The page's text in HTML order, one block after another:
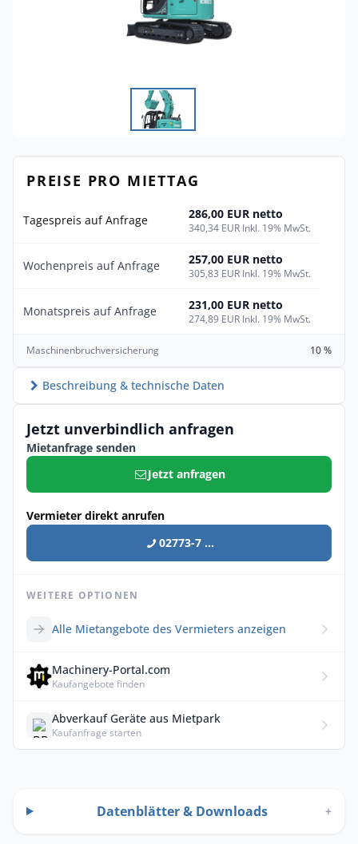
PREISE PRO MIETTAG
Tagespreis auf Anfrage 286,00 EUR netto
340,34 EUR Inkl. 19% MwSt.
Wochenpreis auf Anfrage 257,00 EUR netto
305,83 EUR Inkl. 19% MwSt.
Monatspreis auf Anfrage 231,00 EUR netto
274,89 EUR Inkl. 19% MwSt.
Maschinenbruchversicherung 10 %
Beschreibung & technische Daten
Jetzt unverbindlich anfragen
Mietanfrage senden
Jetzt anfragen
Vermieter direkt anrufen
02773-7 ...
WEITERE OPTIONEN
Alle Mietangebote des Vermieters anzeigen
Machinery-Portal.com
Kaufangebote finden
Abverkauf Geräte aus Mietpark
Kaufanfrage starten
Datenblätter & Downloads +